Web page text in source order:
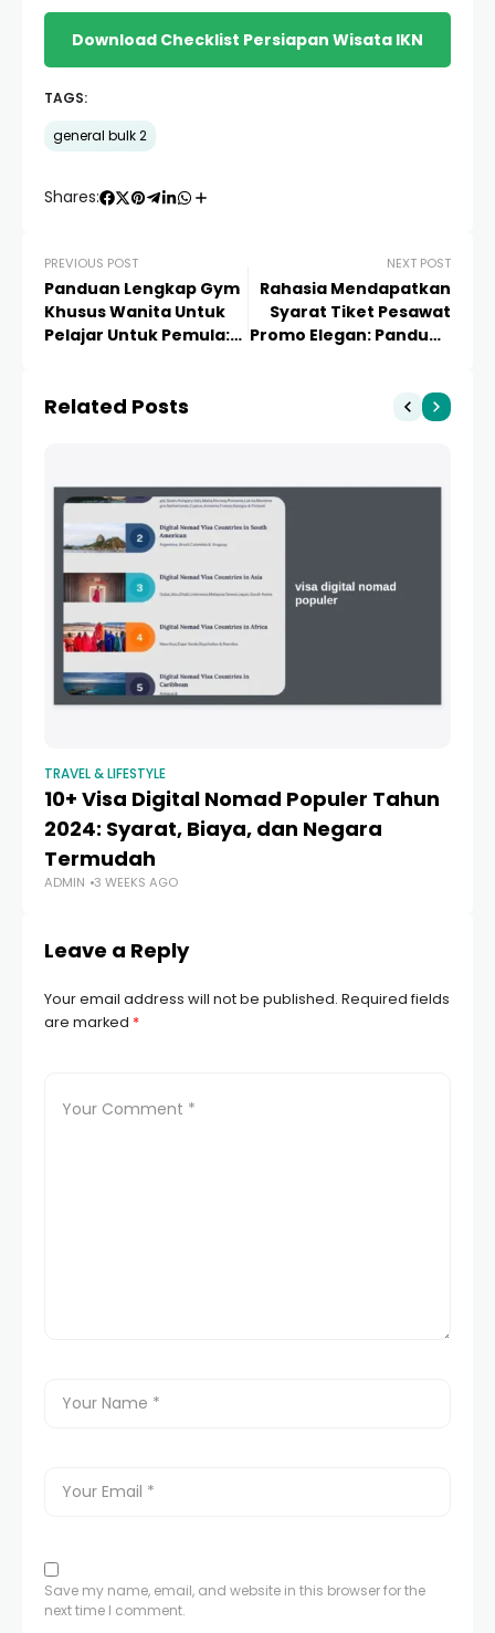
Download Checklist Persiapan Wisata IKN
TAGS:
general bulk 2
Shares:
PREVIOUS POST
Panduan Lengkap Gym
Khusus Wanita Untuk
Pelajar Untuk Pemula:
NEXT POST
Rahasia Mendapatkan
Syarat Tiket Pesawat
Promo Elegan: Panduan
Related Posts
TRAVEL & LIFESTYLE
10+ Visa Digital Nomad Populer Tahun
2024: Syarat, Biaya, dan Negara
Termudah
ADMIN 3 WEEKS AGO
Leave a Reply
Your email address will not be published. Required fields
are marked *
Save my name, email, and website in this browser for the
next time I comment.